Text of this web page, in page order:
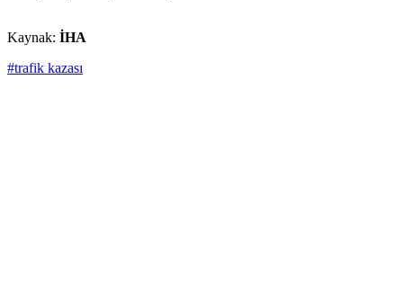
Kaynak: İHA
#trafik kazası